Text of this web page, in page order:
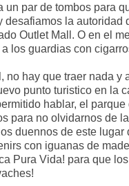
un par de tombos para
desafiamos la autoridad
Outlet Mall. O en el
los guardias con
no hay que traer nada y
punto turistico en la
hablar, el parque
para no olvidarnos de
duennos de este lugar
con iguanas de
Pura Vida! para que